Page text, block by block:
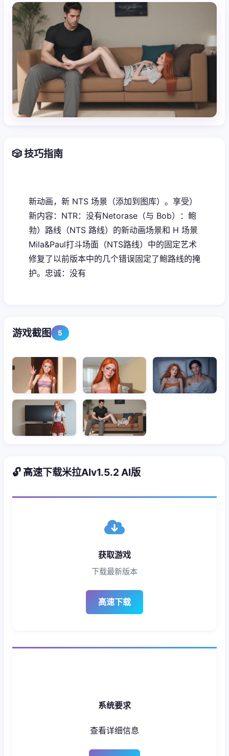
🎲 技巧指南
新动画，新 NTS 场景（添加到图库）。享受）
新内容：NTR：没有Netorase（与 Bob）：鲍
勃）路线（NTS 路线）的新动画场景和 H 场景
Mila&Paul打斗场面（NTS路线）中的固定艺术
修复了以前版本中的几个错误固定了鲍路线的掩
护。忠诚：没有
游戏截图 5
🔓 高速下载米拉AIv1.5.2 AI版
获取游戏
下载最新版本
高速下载
系统要求
查看详细信息